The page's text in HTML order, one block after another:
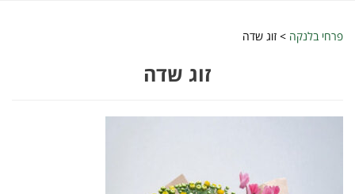
פרחי בלנקה > זוג שדה
זוג שדה